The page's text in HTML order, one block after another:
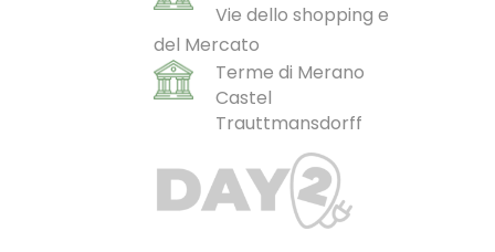
Vie dello shopping e
del Mercato
Terme di Merano
Castel
Trauttmansdorff